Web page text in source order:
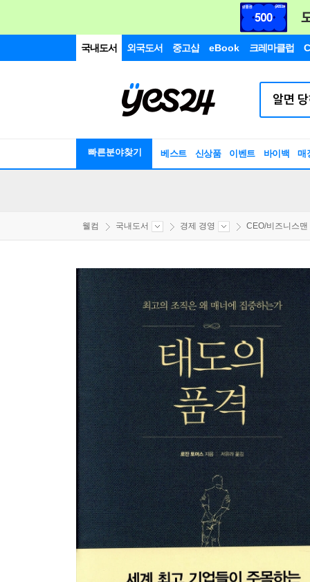
국내도서 외국도서 중고샵 eBook 크레마클럽
빠른분야찾기 베스트 신상품 이벤트 바이백 매
웰컴 국내도서 경제 경영 CEO/비즈니스맨